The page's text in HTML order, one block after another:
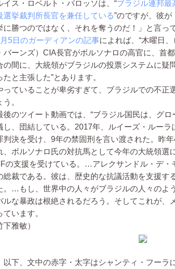
ス・ロベルト・バロッソは、“ブラジル連邦
選挙裁判所長官を兼任している”のですが、彼
に勝つのではなく、それを奪うのだ！」と言っ
5日のガーディアンの記事によれば、“木曜日
バーンズ）CIA長官がボルソナロの高官に、首
の間に、大統領がブラジルの投票システムに疑
たと主張した”とあります。
ていることが卑劣すぎて、ブラジルでの不正
う。
のツイート動画では、“ブラジル国民は、グロ
し、団結している。2017年、ルイーズ・ルー
判決を受け、9年の禁固刑を言い渡された。昨
、ボルソナロ氏の対抗馬として今年の大統領選
の支援を受けている。…アレクサンドル・デ・
総裁である。彼は、歴史的な抗議活動を支援す
。…もし、世界中の人々がブラジルの人々のよ
ルな暴政は根絶されるだろう。そしてこれが、
ています。
下雅敏）
以下、文中の赤字・太字はシャンティ・フーラ